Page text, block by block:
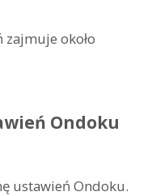
zajmuje około
Ondoku
ustawień Ondoku.